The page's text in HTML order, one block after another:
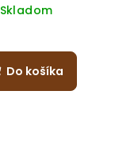
Skladom
Do košíka